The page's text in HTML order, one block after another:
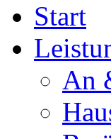
Start
An